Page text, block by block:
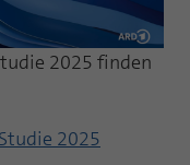
2025 finden
2025